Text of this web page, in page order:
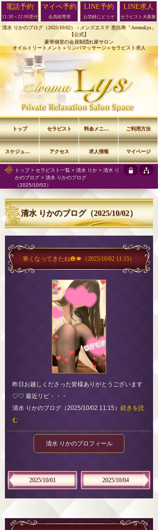
清水 りかのブログ（2025/10/02） - メンズエステ 恵比寿「AromaLys」
【公式】
豪華個室の会員制隠れ家サロン
オイルトリートメント＋リンパマッサージ＋セラピスト求人
トップ> セラピスト一覧 >清水 りか >清水 り
かのブログ> 清水 りかのブログ
（2025/10/02）
清水 りかのブログ（2025/10/02）
寒くなってきたね🎃🍁 （2025/10/02 11:15）
昨日お越しくださった皆様ありがとうございます
♡♡ 最近リピ・・・
清水 りかのブログ（2025/10/02 11:15） 続きを読
む
清水 りかのプロフィール
2025/10/01 2025/10/04
トップ セラピスト 料金メニュー ご利用方法
スケジュール アクセス 求人情報 マイページ
電話予約
11:30～22:00受付
マイペ予約
会員様専用
LINE予約
お気軽にどうぞ
LINE求人
セラピスト大募集